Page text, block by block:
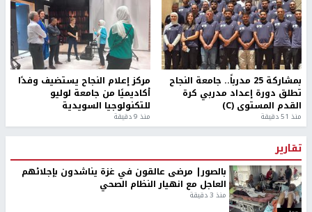
بمشاركة 25 مدرباً.. جامعة النجاح
تطلق دورة إعداد مدربي كرة
القدم المستوى (C)
منذ 51 دقيقة
مركز إعلام النجاح يستضيف وفدًا
أكاديميًا من جامعة لوليو
للتكنولوجيا السويدية
منذ 9 دقيقة
تقارير
بالصور| مرضى عالقون في غزة يناشدون بإجلائهم
العاجل مع انهيار النظام الصحي
منذ 3 دقيقة